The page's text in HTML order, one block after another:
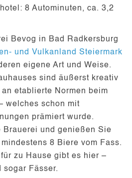
8 Autominuten, ca. 3,2
Bevog in Bad Radkersburg
und Vulkanland Steiermark
eigene Art und Weise.
sind äußerst kreativ
etablierte Normen beim
welches schon mit
prämiert wurde.
Brauerei und genießen Sie
mindestens 8 Biere vom Fass.
zu Hause gibt es hier –
sogar Fässer.